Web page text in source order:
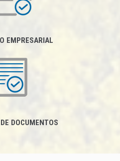
EMPRESARIAL
DOCUMENTOS